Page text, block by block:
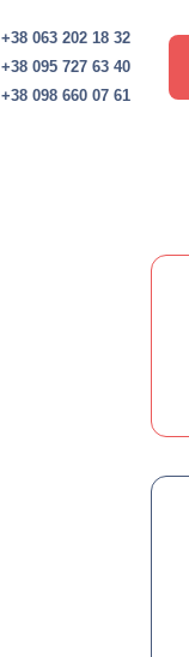
+38 063 202 18 32
+38 095 727 63 40
+38 098 660 07 61